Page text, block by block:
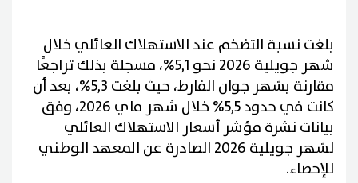
بلغت نسبة التضخم عند الاستهلاك العائلي خلال
شهر جويلية 2026 نحو 5,1%، مسجلة بذلك تراجعًا
مقارنة بشهر جوان الفارط، حيث بلغت 5,3%، بعد أن
كانت في حدود 5,5% خلال شهر ماي 2026، وفق
بيانات نشرة مؤشر أسعار الاستهلاك العائلي
لشهر جويلية 2026 الصادرة عن المعهد الوطني
للإحصاء.